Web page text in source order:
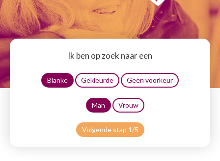
Ik ben op zoek naar een
Blanke Gekleurde Geen voorkeur
Man Vrouw
Volgende stap 1/5